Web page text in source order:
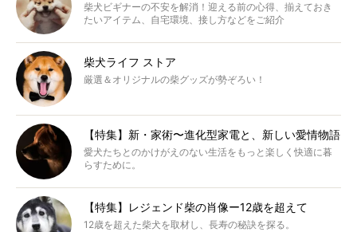
柴犬ビギナーの不安を解消！迎える前の心得、揃えておき
たいアイテム、自宅環境、接し方などをご紹介
柴犬ライフ ストア
厳選＆オリジナルの柴グッズが勢ぞろい！
【特集】新・家術〜進化型家電と、新しい愛情物語
愛犬たちとのかけがえのない生活をもっと楽しく快適に暮
らすために。
【特集】レジェンド柴の肖像ー12歳を超えて
12歳を超えた柴犬を取材し、長寿の秘訣を探る。